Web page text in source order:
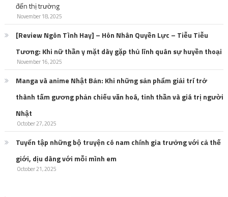
đến thị trường
November 18, 2025
[Review Ngôn Tình Hay] – Hôn Nhân Quyền Lực – Tiễu Tiễu
Tương: Khi nữ thần y mặt dày gặp thủ lĩnh quân sự huyền thoại
November 16, 2025
Manga và anime Nhật Bản: Khi những sản phẩm giải trí trở
thành tấm gương phản chiếu văn hoá, tinh thần và giá trị người
Nhật
October 27, 2025
Tuyển tập những bộ truyện có nam chính gia trưởng với cả thế
giới, dịu dàng với mỗi mình em
October 21, 2025